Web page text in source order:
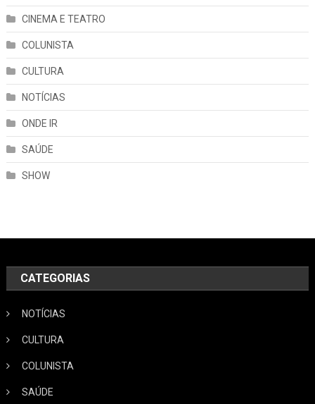
CINEMA E TEATRO
COLUNISTA
CULTURA
NOTÍCIAS
ONDE IR
SAÚDE
SHOW
CATEGORIAS
NOTÍCIAS
CULTURA
COLUNISTA
SAÚDE